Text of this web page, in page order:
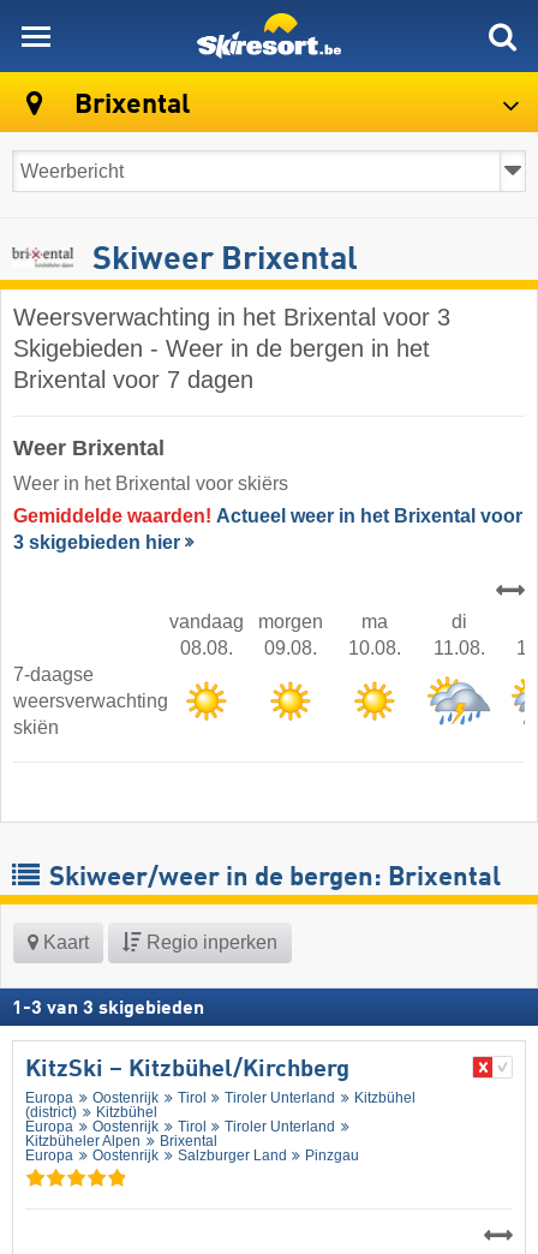
Brixental
Skiweer Brixental
Weersverwachting in het Brixental voor 3
Skigebieden - Weer in de bergen in het
Brixental voor 7 dagen
Weer Brixental
Weer in het Brixental voor skiërs
Gemiddelde waarden! Actueel weer in het Brixental voor
3 skigebieden hier
vandaag
08.08.
morgen
09.08.
ma
10.08.
di
11.08.
7-daagse
weersverwachting
skiën
Skiweer/weer in de bergen: Brixental
Kaart Regio inperken
1 -3 van 3 skigebieden
KitzSki – Kitzbühel/​Kirchberg
Europa Oostenrijk Tirol Tiroler Unterland
Kitzbühel
(district)
Kitzbühel
Europa
Oostenrijk Tirol
Tiroler Unterland
Kitzbüheler Alpen
Brixental
Europa
Oostenrijk Salzburger Land Pinzgau